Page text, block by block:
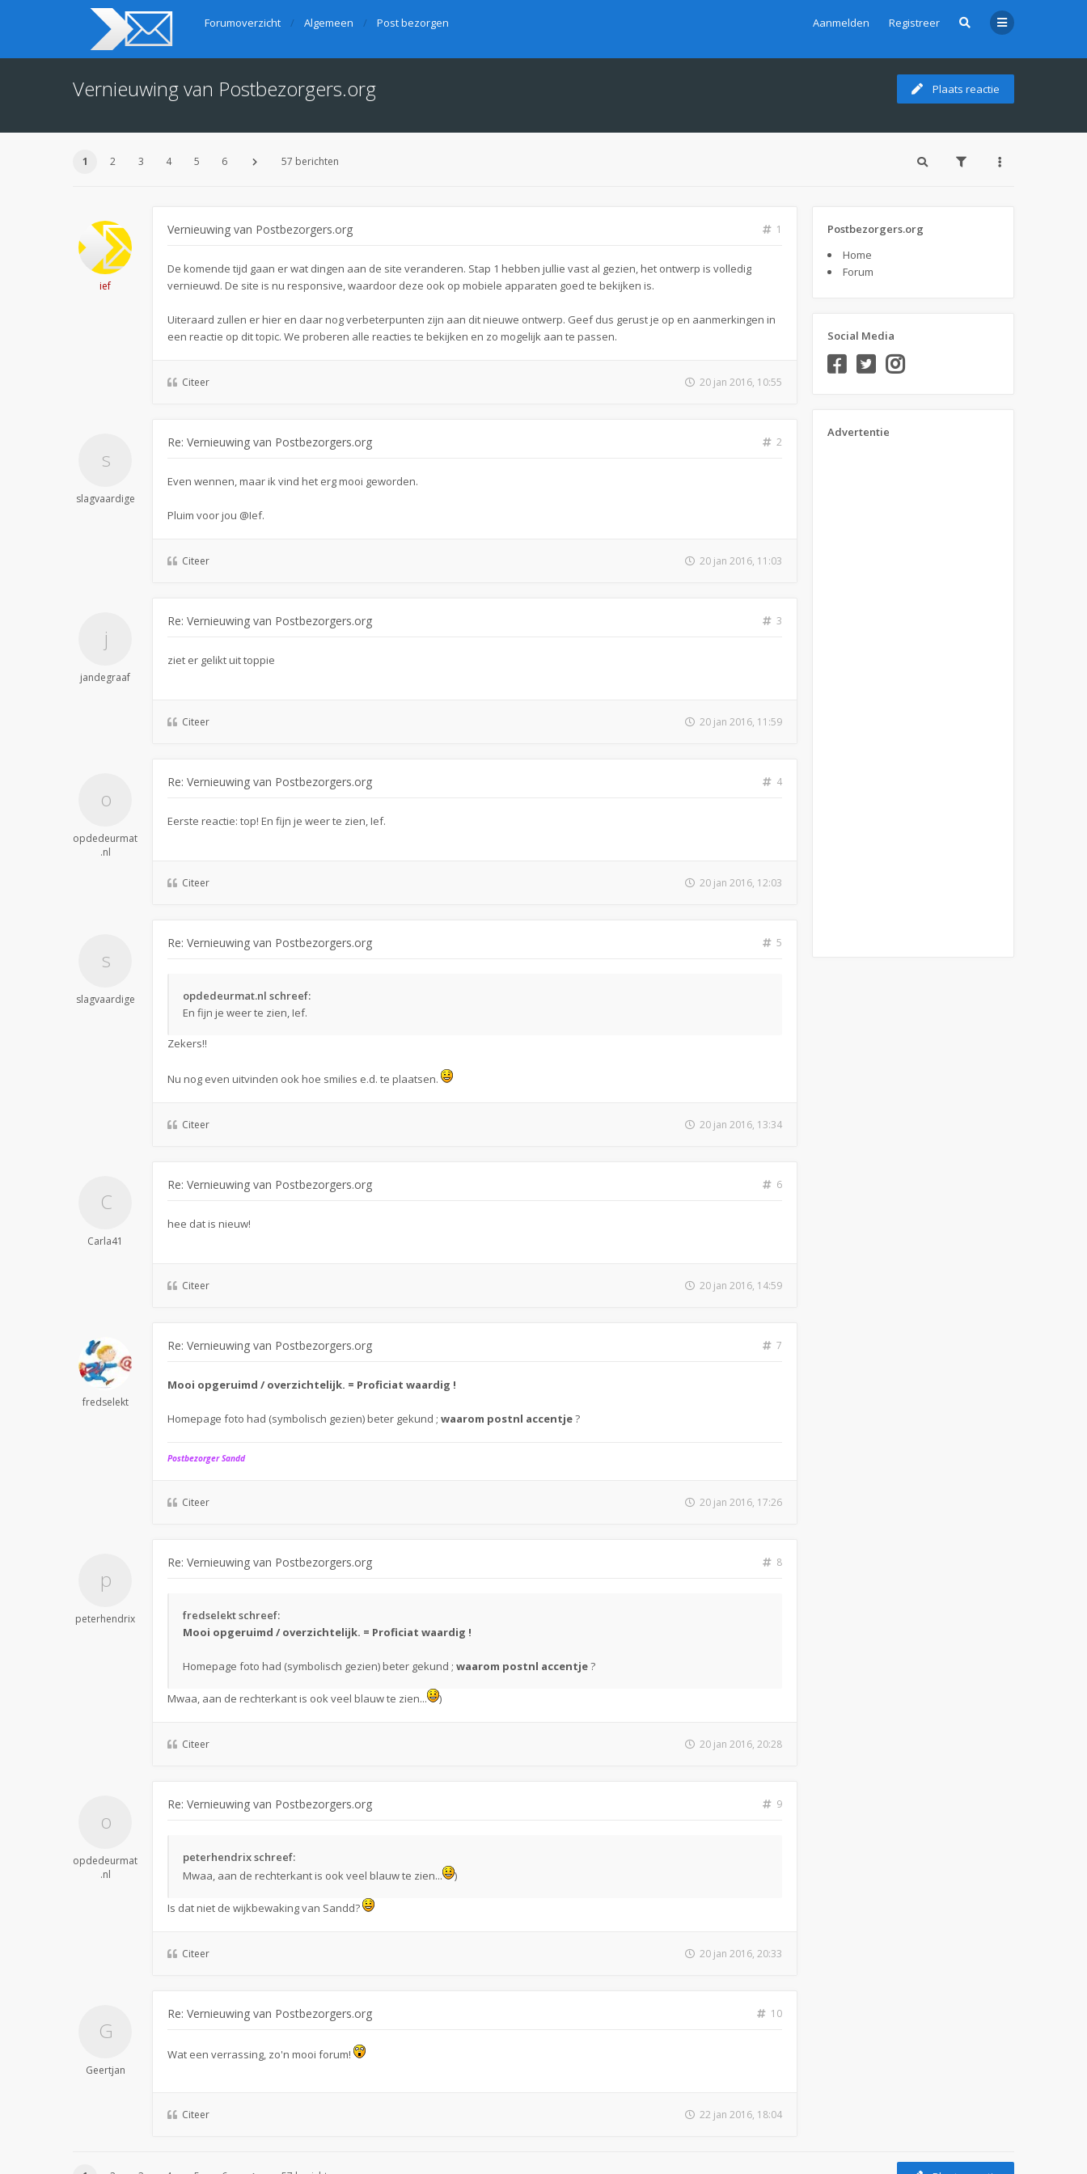
Aanmelden Registreer
Forumoverzicht Algemeen Post bezorgen
Vernieuwing van Postbezorgers.org Plaats reactie
1 2 3 4 5 6 57 berichten
ief
Vernieuwing van Postbezorgers.org 1
De komende tijd gaan er wat dingen aan de site veranderen. Stap 1 hebben jullie vast al gezien, het ontwerp is volledig
vernieuwd. De site is nu responsive, waardoor deze ook op mobiele apparaten goed te bekijken is.
Uiteraard zullen er hier en daar nog verbeterpunten zijn aan dit nieuwe ontwerp. Geef dus gerust je op en aanmerkingen in
een reactie op dit topic. We proberen alle reacties te bekijken en zo mogelijk aan te passen.
Citeer 20 jan 2016, 10:55
slagvaardige
Re: Vernieuwing van Postbezorgers.org 2
Even wennen, maar ik vind het erg mooi geworden.
Pluim voor jou @Ief.
Citeer 20 jan 2016, 11:03
jandegraaf
Re: Vernieuwing van Postbezorgers.org 3
ziet er gelikt uit toppie
Citeer 20 jan 2016, 11:59
opdedeurmat
.nl
Re: Vernieuwing van Postbezorgers.org 4
Eerste reactie: top! En fijn je weer te zien, Ief.
Citeer 20 jan 2016, 12:03
slagvaardige
Re: Vernieuwing van Postbezorgers.org 5
opdedeurmat.nl schreef:
En fijn je weer te zien, Ief.
Zekers!!
Nu nog even uitvinden ook hoe smilies e.d. te plaatsen.
Citeer 20 jan 2016, 13:34
Carla41
Re: Vernieuwing van Postbezorgers.org 6
hee dat is nieuw!
Citeer 20 jan 2016, 14:59
fredselekt
Re: Vernieuwing van Postbezorgers.org 7
Mooi opgeruimd / overzichtelijk. = Proficiat waardig !
Homepage foto had (symbolisch gezien) beter gekund ; waarom postnl accentje?
Postbezorger Sandd
Citeer 20 jan 2016, 17:26
peterhendrix
Re: Vernieuwing van Postbezorgers.org 8
fredselekt schreef:
Mooi opgeruimd / overzichtelijk. = Proficiat waardig !
Homepage foto had (symbolisch gezien) beter gekund ; waarom postnl accentje?
Mwaa, aan de rechterkant is ook veel blauw te zien... )
Citeer 20 jan 2016, 20:28
opdedeurmat
.nl
Re: Vernieuwing van Postbezorgers.org 9
peterhendrix schreef:
Mwaa, aan de rechterkant is ook veel blauw te zien...
)
Is dat niet de wijkbewaking van Sandd?
Citeer 20 jan 2016, 20:33
Geertjan
Re: Vernieuwing van Postbezorgers.org 10
Wat een verrassing, zo'n mooi forum!
Citeer 22 jan 2016, 18:04
Postbezorgers.org
Home
Forum
Social Media
Advertentie